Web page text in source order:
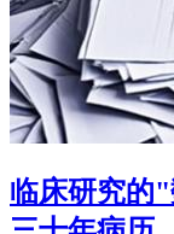
临床研究的